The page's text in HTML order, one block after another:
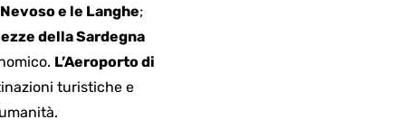
e le Langhe;
della Sardegna
L’Aeroporto di
turistiche e